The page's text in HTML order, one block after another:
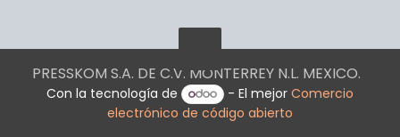
PRESSKOM S.A. DE C.V. MONTERREY N.L. MEXICO.
Con la tecnología de - El mejorComercio
electrónico de código abierto